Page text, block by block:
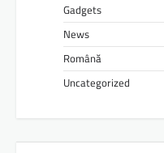
Gadgets
News
Română
Uncategorized